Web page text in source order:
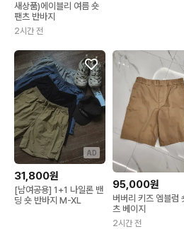
새상품)에이블리 여름 숏
팬츠 반바지
2시간 전
AD
31,800원
[남여공용] 1+1 나일론 밴
딩 숏 반바지 M-XL
95,000원
버버리 키즈 엠블럼
츠 베이지
2시간 전